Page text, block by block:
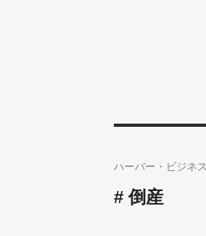
ハーバー・ビジネ
倒産